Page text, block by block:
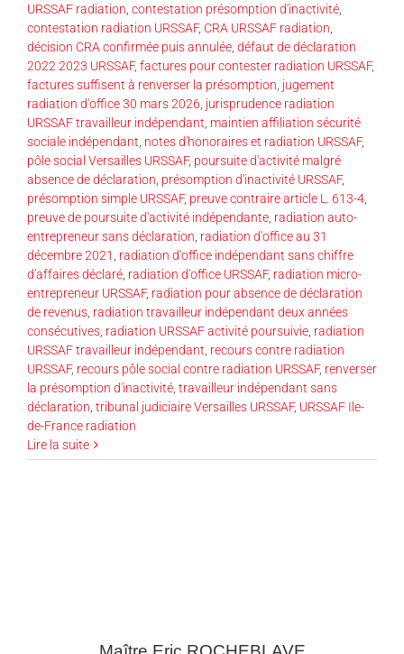
URSSAF radiation contestation présomption d'inactivité
contestation radiation URSSAF, CRA URSSAF radiation
décision CRA confirmée puis annulée défaut de déclaration
2022 2023 URSSAF, factures pour contester radiation URSSAF,
factures suffisent à renverser la présomption jugement
radiation d'office 30 mars 2026 jurisprudence radiation
URSSAF travailleur indépendant maintien affiliation sécurité
sociale indépendant notes d'honoraires et radiation URSSAF,
pôle social Versailles URSSAF, poursuite d'activité malgré
absence de déclaration présomption d'inactivité URSSAF,
présomption simple URSSAF, preuve contraire article L. 613-4
preuve de poursuite d'activité indépendante radiation auto-
entrepreneur sans déclaration radiation d'office au 31
décembre 2021
radiation d'office indépendant sans chiffre
d'affaires déclaré radiation d'office URSSAF, radiation micro-
entrepreneur URSSAF, radiation pour absence de déclaration
de revenus radiation travailleur indépendant deux années
consécutives radiation URSSAF activité poursuivie radiation
URSSAF travailleur indépendant recours contre radiation
URSSAF, recours pôle social contre radiation URSSAF, renverser
la présomption d'inactivité travailleur indépendant sans
déclaration tribunal judiciaire Versailles URSSAF, URSSAF Ile-
de-France radiation
Lire la suite